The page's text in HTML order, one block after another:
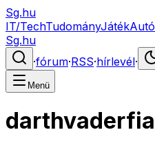
Sg.hu
IT/TechTudományJátékAutó
Sg.hu
·fórum·RSS·hírlevél·
Menü
darthvaderfia